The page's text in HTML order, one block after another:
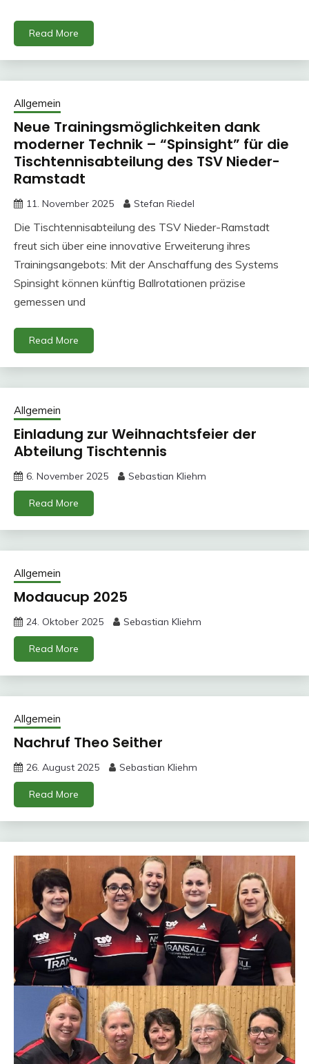
Read More
Allgemein
Neue Trainingsmöglichkeiten dank
moderner Technik – “Spinsight” für die
Tischtennisabteilung des TSV Nieder-
Ramstadt
11. November 2025 Stefan Riedel
Die Tischtennisabteilung des TSV Nieder-Ramstadt
freut sich über eine innovative Erweiterung ihres
Trainingsangebots: Mit der Anschaffung des Systems
Spinsight können künftig Ballrotationen präzise
gemessen und
Read More
Allgemein
Einladung zur Weihnachtsfeier der
Abteilung Tischtennis
6. November 2025 Sebastian Kliehm
Read More
Allgemein
Modaucup 2025
24. Oktober 2025 Sebastian Kliehm
Read More
Allgemein
Nachruf Theo Seither
26. August 2025 Sebastian Kliehm
Read More